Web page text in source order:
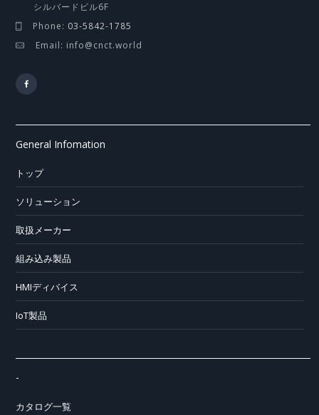
シルバードビル6F
Phone: 03-5842-1785
Email: info@cnct.world
General Infomation
トップ
ソリューション
取扱メーカー
組み込み製品
HMIディバイス
IoT製品
-
カタログ一覧